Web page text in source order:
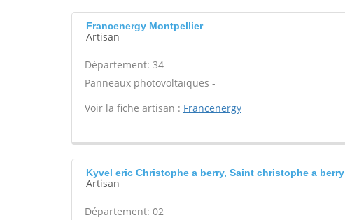
Francenergy Montpellier
Artisan
Département: 34
Panneaux photovoltaïques -
Voir la fiche artisan : Francenergy
Kyvel eric Christophe a berry, Saint christophe a berry
Artisan
Département: 02